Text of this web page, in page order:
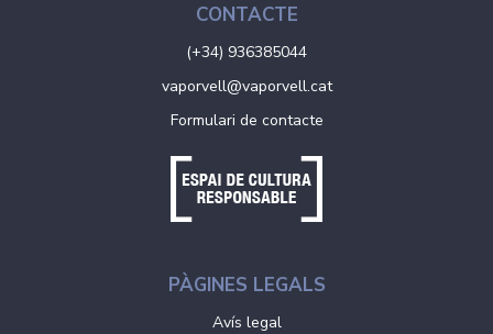
CONTACTE
(+34) 936385044
vaporvell@vaporvell.cat
Formulari de contacte
PÀGINES LEGALS
Avís legal